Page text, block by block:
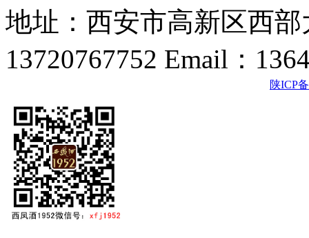
地址：西安市高新区西
13720767752 Email：
陕ICP